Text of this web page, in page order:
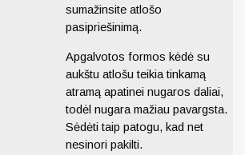
sumažinsite atlošo
pasipriešinimą.
Apgalvotos formos kėdė su
aukštu atlošu teikia tinkamą
atramą apatinei nugaros daliai,
todėl nugara mažiau pavargsta.
Sėdėti taip patogu, kad net
nesinori pakilti.